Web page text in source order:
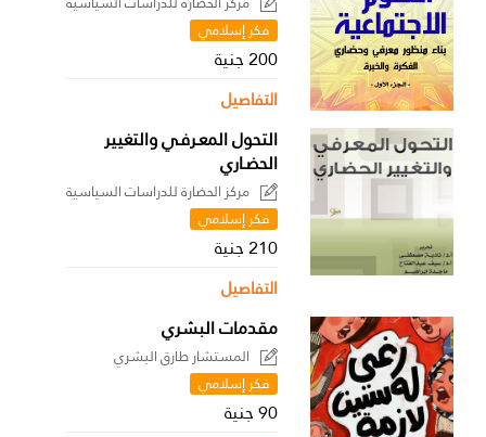
فكر إسلامي
200 جنية
التفاصيل
التحول المعـرفـي والتغيير
الحضـاري
مركز الحضارة للدراسات السياسية
فكر إسلامي
210 جنية
التفاصيل
مقدمات البشري
المستشار طارق البشري
فكر إسلامي
90 جنية